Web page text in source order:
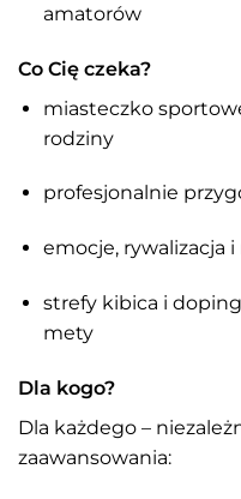
amatorów
Co Cię czeka?
miasteczko
rodziny
profesjonalnie
emocje, rywalizacja
strefy kibica i
mety
Dla kogo?
Dla każdego –
zaawansowania: